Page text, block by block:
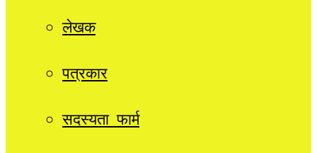
लेखक
पत्रकार
सदस्यता फार्म